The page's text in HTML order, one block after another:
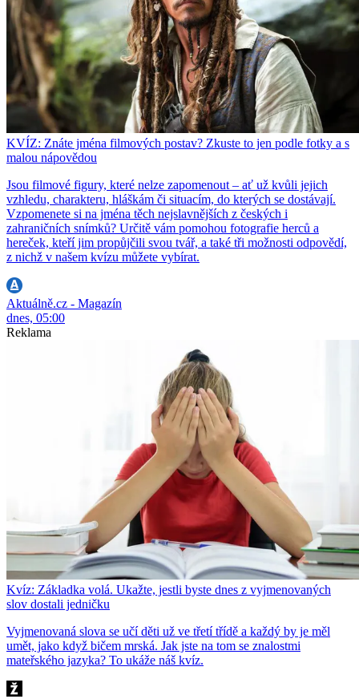
KVÍZ: Znáte jména filmových postav? Zkuste to jen podle fotky a s
malou nápovědou
Jsou filmové figury, které nelze zapomenout – ať už kvůli jejich
vzhledu, charakteru, hláškám či situacím, do kterých se dostávají.
Vzpomenete si na jména těch nejslavnějších z českých i
zahraničních snímků? Určitě vám pomohou fotografie herců a
hereček, kteří jim propůjčili svou tvář, a také tři možnosti odpovědí,
z nichž v našem kvízu můžete vybírat.
Aktuálně.cz - Magazín
dnes, 05:00
Reklama
Kvíz: Základka volá. Ukažte, jestli byste dnes z vyjmenovaných
slov dostali jedničku
Vyjmenovaná slova se učí děti už ve třetí třídě a každý by je měl
umět, jako když bičem mrská. Jak jste na tom se znalostmi
mateřského jazyka? To ukáže náš kvíz.